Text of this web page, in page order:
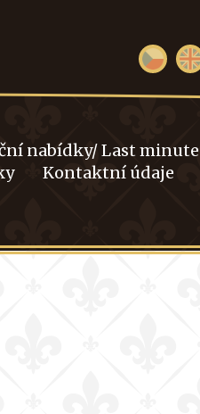
nabídky/ Last minute
Kontaktní údaje